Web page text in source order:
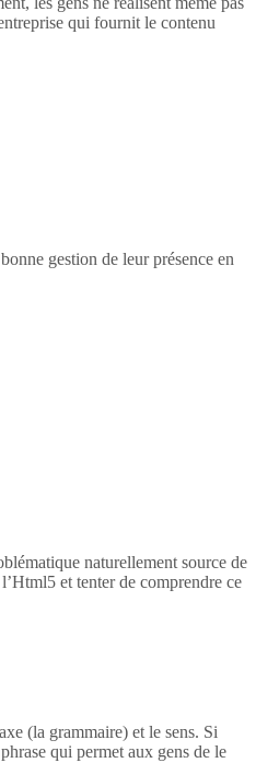
qui fournit le contenu
gestion de leur présence en
naturellement source de
et tenter de comprendre ce
(la grammaire) et le sens. Si
qui permet aux gens de le